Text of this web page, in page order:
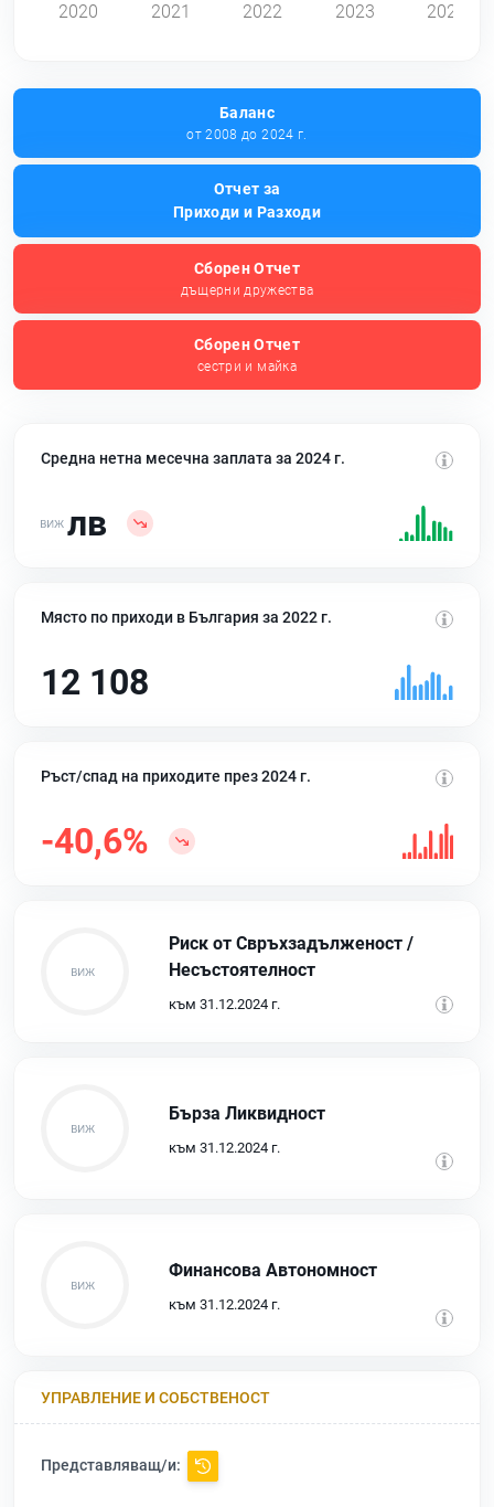
2020 2021 2022 2023 2024
Баланс
от 2008 до 2024 г.
Отчет за
Приходи и Разходи
Сборен Отчет
дъщерни дружества
Сборен Отчет
сестри и майка
Средна нетна месечна заплата за 2024 г.
лв
Място по приходи в България за 2022 г.
12 108
Ръст/спад на приходите през 2024 г.
-40,6%
Риск от Свръхзадълженост /
Несъстоятелност
към 31.12.2024 г.
Бърза Ликвидност
към 31.12.2024 г.
Финансова Автономност
към 31.12.2024 г.
УПРАВЛЕНИЕ И СОБСТВЕНОСТ
Представляващ/и: